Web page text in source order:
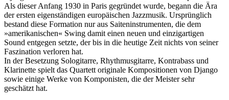
Als dieser Anfang 1930 in Paris gegründet wurde, begann die Ära
der ersten eigenständigen europäischen Jazzmusik. Ursprünglich
bestand diese Formation nur aus Saiteninstrumenten, die dem
»amerikanischen« Swing damit einen neuen und einzigartigen
Sound entgegen setzte, der bis in die heutige Zeit nichts von seiner
Faszination verloren hat.
In der Besetzung Sologitarre, Rhythmusgitarre, Kontrabass und
Klarinette spielt das Quartett originale Kompositionen von Django
sowie einige Werke von Komponisten, die der Meister sehr
geschätzt hat.